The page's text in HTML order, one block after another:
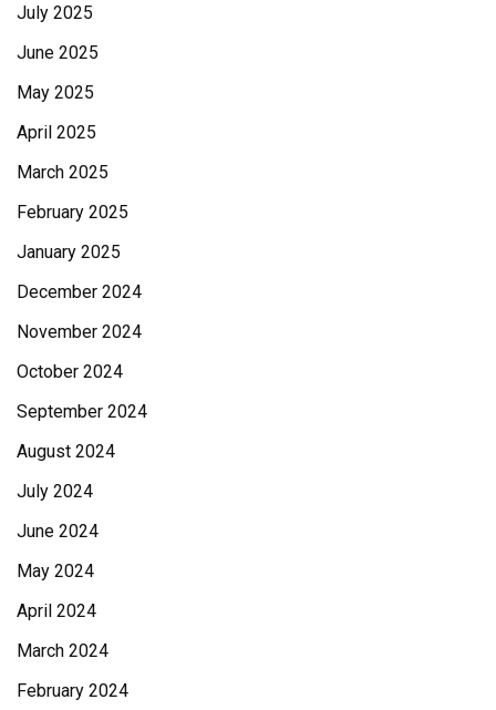
July 2025
June 2025
May 2025
April 2025
March 2025
February 2025
January 2025
December 2024
November 2024
October 2024
September 2024
August 2024
July 2024
June 2024
May 2024
April 2024
March 2024
February 2024